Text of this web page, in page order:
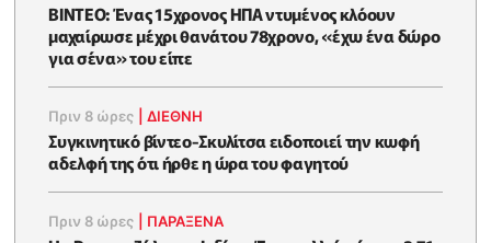
ΒΙΝΤΕΟ: Ένας 15χρονος ΗΠΑ ντυμένος κλόουν
μαχαίρωσε μέχρι θανάτου 78χρονο, «έχω ένα δώρο
για σένα» του είπε
Πριν 8 ώρες |ΔΙΕΘΝΗ
Συγκινητικό βίντεο-Σκυλίτσα ειδοποιεί την κωφή
αδελφή της ότι ήρθε η ώρα του φαγητού
Πριν 8 ώρες ΠΑΡΑΞΕΝΑ